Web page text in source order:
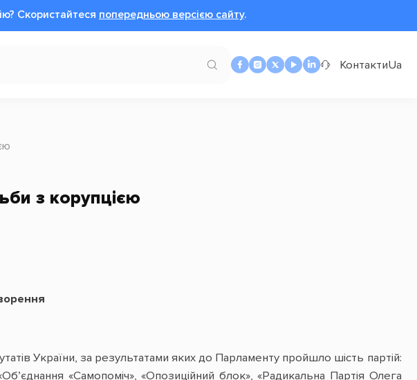
Cкористайтеся попередньою версією сайту.
КонтактиUa
з корупцією
України, за результатами яких до Парламенту пройшло шість партій:
«Самопоміч», «Опозиційний блок», «Радикальна Партія Олега